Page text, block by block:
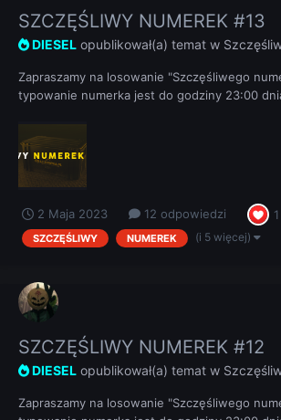
SZCZĘŚLIWY NUMEREK #13
DIESEL opublikował(a) temat w
Zapraszamy na losowanie "Szczęśliwego
typowanie numerka jest do godziny 23:00
2 Maja 2023 12 odpowiedzi 1
SZCZĘŚLIWY NUMEREK (i 5 więcej)
SZCZĘŚLIWY NUMEREK #12
DIESEL opublikował(a) temat w
Zapraszamy na losowanie "Szczęśliwego